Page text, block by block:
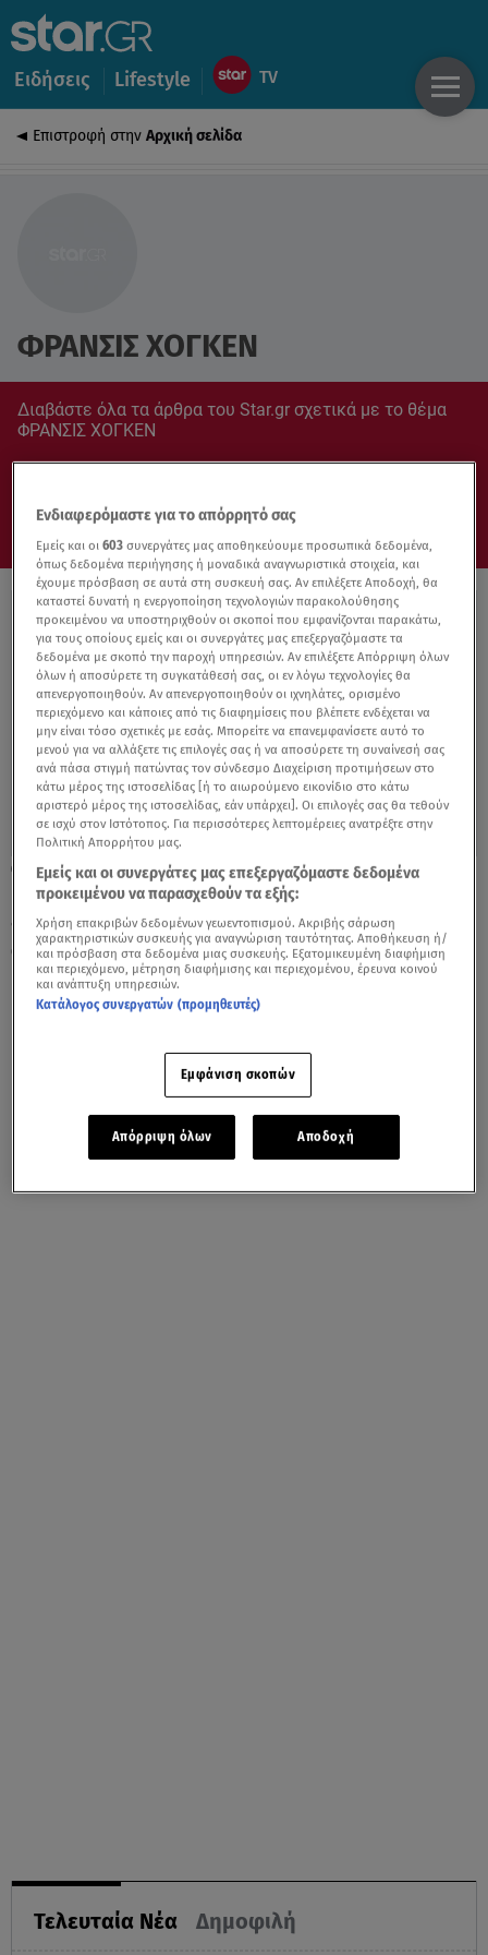
Ειδήσεις Lifestyle
Επιστροφή στην Αρχική σελίδα
ΦΡΑΝΣΙΣ ΧΟΓΚΕΝ
Διαβάστε όλα τα άρθρα του Star.gr σχετικά με το θέμα
ΦΡΑΝΣΙΣ ΧΟΓΚΕΝ
04.10.21, 14:25
Η μάρτυρας που «καίει» το Facebook:
«Βάζει το κέρδος πάνω από την
ασφάλεια»
Τελευταία Νέα Δημοφιλή
Ενδιαφερόμαστε για το απόρρητό σας
Εμείς και οι603 συνεργάτες μας αποθηκεύουμε προσωπικά δεδομένα,
όπως δεδομένα περιήγησης ή μοναδικά αναγνωριστικά στοιχεία, και
έχουμε πρόσβαση σε αυτά στη συσκευή σας. Αν επιλέξετε Αποδοχή, θα
καταστεί δυνατή η ενεργοποίηση τεχνολογιών παρακολούθησης
προκειμένου να υποστηριχθούν οι σκοποί που εμφανίζονται παρακάτω,
για τους οποίους εμείς και οι συνεργάτες μας επεξεργαζόμαστε τα
δεδομένα με σκοπό την παροχή υπηρεσιών. Αν επιλέξετε Απόρριψη όλων
όλων ή αποσύρετε τη συγκατάθεσή σας, οι εν λόγω τεχνολογίες θα
απενεργοποιηθούν. Αν απενεργοποιηθούν οι ιχνηλάτες, ορισμένο
περιεχόμενο και κάποιες από τις διαφημίσεις που βλέπετε ενδέχεται να
μην είναι τόσο σχετικές με εσάς. Μπορείτε να επανεμφανίσετε αυτό το
μενού για να αλλάξετε τις επιλογές σας ή να αποσύρετε τη συναίνεσή σας
ανά πάσα στιγμή πατώντας τον σύνδεσμο Διαχείριση προτιμήσεων στο
κάτω μέρος της ιστοσελίδας [ή το αιωρούμενο εικονίδιο στο κάτω
αριστερό μέρος της ιστοσελίδας, εάν υπάρχει]. Οι επιλογές σας θα τεθούν
σε ισχύ στον Ιστότοπος. Για περισσότερες λεπτομέρειες ανατρέξτε στην
Πολιτική Απορρήτου μας.
Εμείς και οι συνεργάτες μας επεξεργαζόμαστε δεδομένα
προκειμένου να παρασχεθούν τα εξής:
Χρήση επακριβών δεδομένων γεωεντοπισμού. Ακριβής σάρωση
χαρακτηριστικών συσκευής για αναγνώριση ταυτότητας. Αποθήκευση ή/
και πρόσβαση στα δεδομένα μιας συσκευής. Εξατομικευμένη διαφήμιση
και περιεχόμενο, μέτρηση διαφήμισης και περιεχομένου, έρευνα κοινού
και ανάπτυξη υπηρεσιών.
Κατάλογος συνεργατών (προμηθευτές)
Εμφάνιση σκοπών
Απόρριψη όλων Αποδοχή